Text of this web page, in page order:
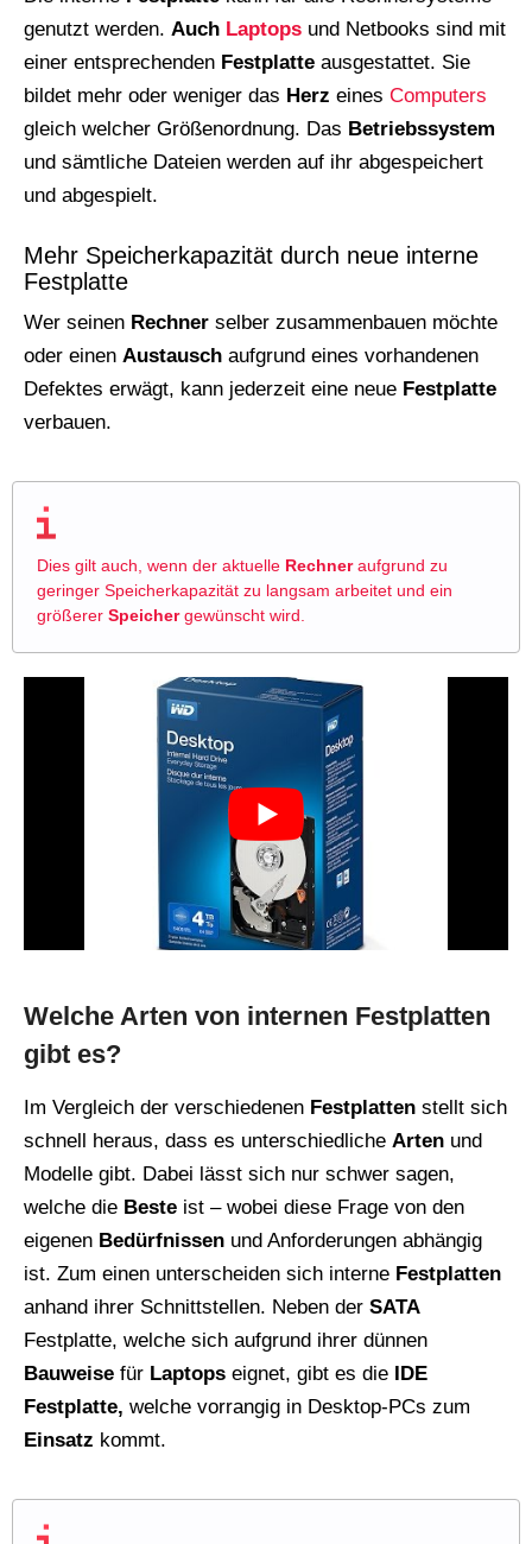
genutzt werden. Auch Laptops und Netbooks sind mit
einer entsprechenden Festplatte ausgestattet. Sie
bildet mehr oder weniger das Herz eines Computers
gleich welcher Größenordnung. Das Betriebssystem
und sämtliche Dateien werden auf ihr abgespeichert
und abgespielt.
Mehr Speicherkapazität durch neue interne
Festplatte
Wer seinen Rechner selber zusammenbauen möchte
oder einen Austausch aufgrund eines vorhandenen
Defektes erwägt, kann jederzeit eine neue Festplatte
verbauen.
Dies gilt auch, wenn der aktuelle Rechneraufgrund zu
geringer Speicherkapazität zu langsam arbeitet und ein
größerer Speichergewünscht wird.
Welche Arten von internen Festplatten
gibt es?
Im Vergleich der verschiedenen Festplatten stellt sich
schnell heraus, dass es unterschiedliche Arten und
Modelle gibt. Dabei lässt sich nur schwer sagen,
welche die Beste ist – wobei diese Frage von den
eigenen Bedürfnissen und Anforderungen abhängig
ist. Zum einen unterscheiden sich interne Festplatten
anhand ihrer Schnittstellen. Neben der SATA
Festplatte, welche sich aufgrund ihrer dünnen
Bauweise für Laptops eignet, gibt es die IDE
Festplatte, welche vorrangig in Desktop-PCs zum
Einsatz kommt.